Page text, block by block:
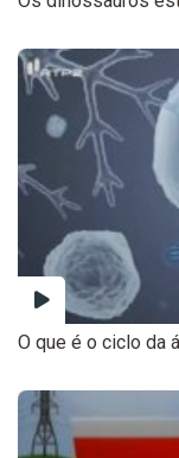
O que é o ciclo da